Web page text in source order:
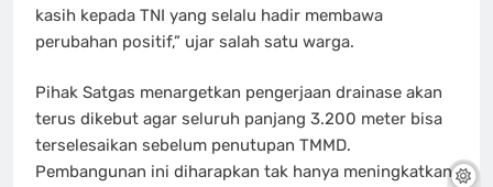
kasih kepada TNI yang selalu hadir membawa
perubahan positif,” ujar salah satu warga.
Pihak Satgas menargetkan pengerjaan drainase akan
terus dikebut agar seluruh panjang 3.200 meter bisa
terselesaikan sebelum penutupan TMMD.
Pembangunan ini diharapkan tak hanya meningkatkan